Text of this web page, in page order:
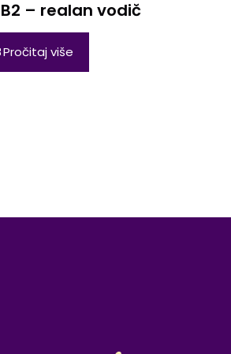
– realan vodič
Pročitaj više